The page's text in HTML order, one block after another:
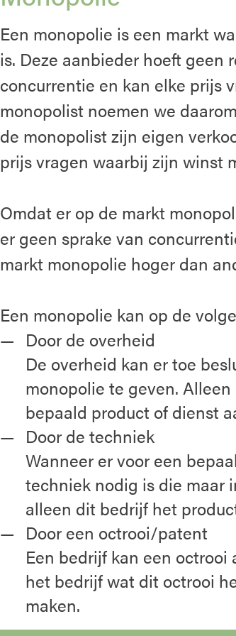
Een monopolie is een markt
is. Deze aanbieder hoeft geen
concurrentie en kan elke prijs
monopolist noemen we
de monopolist zijn eigen
prijs vragen waarbij zijn winst
Omdat er op de markt
er geen sprake van
markt monopolie hoger dan
Een monopolie kan op de
Door de overheid
De overheid kan er toe
monopolie te geven.
bepaald product of dienst
Door de techniek
Wanneer er voor een
techniek nodig is die maar
alleen dit bedrijf het
Door een octrooi/patent
Een bedrijf kan een
het bedrijf wat dit octrooi
maken.